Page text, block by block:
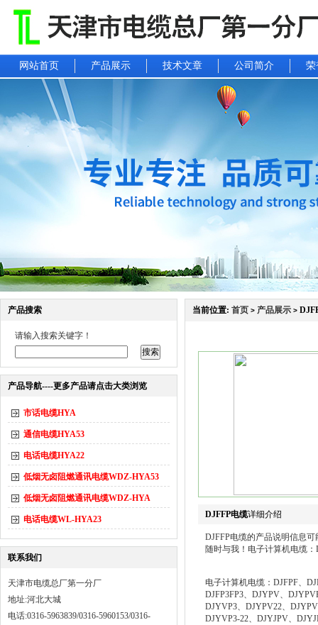
网站首页 产品展示 技术文章 公司简介 荣
产品搜索
请输入搜索关键字！
产品导航----更多产品请点击大类浏览
市话电缆HYA
通信电缆HYA53
电话电缆HYA22
低烟无卤阻燃通讯电缆WDZ-HYA53
低烟无卤阻燃通讯电缆WDZ-HYA
电话电缆WL-HYA23
联系我们
天津市电缆总厂第一分厂
地址:河北大城
电话:0316-5963839/0316-5960153/0316-
当前位置: 首页 > 产品展示 >
DJFFP电缆详细介绍
DJFFP电缆的产品说明信息
随时与我！电子计算机电缆：
电子计算机电缆：DJFPF、
DJFP3FP3、DJYPV、
DJYVP3、DJYPV22、
DJYVP3-22、DJYJPV、